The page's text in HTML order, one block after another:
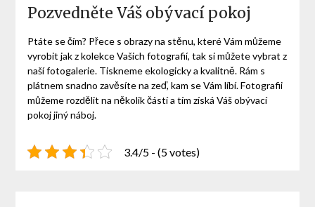
Pozvedněte Váš obývací pokoj
Ptáte se čím? Přece s obrazy na stěnu, které Vám můžeme
vyrobit jak z kolekce Vašich fotografií, tak si můžete vybrat z
naší fotogalerie. Tiskneme ekologicky a kvalitně. Rám s
plátnem snadno zavěsíte na zeď, kam se Vám líbí. Fotografii
můžeme rozdělit na několik částí a tím získá Váš obývací
pokoj jiný náboj.
3.4/5 - (5 votes)